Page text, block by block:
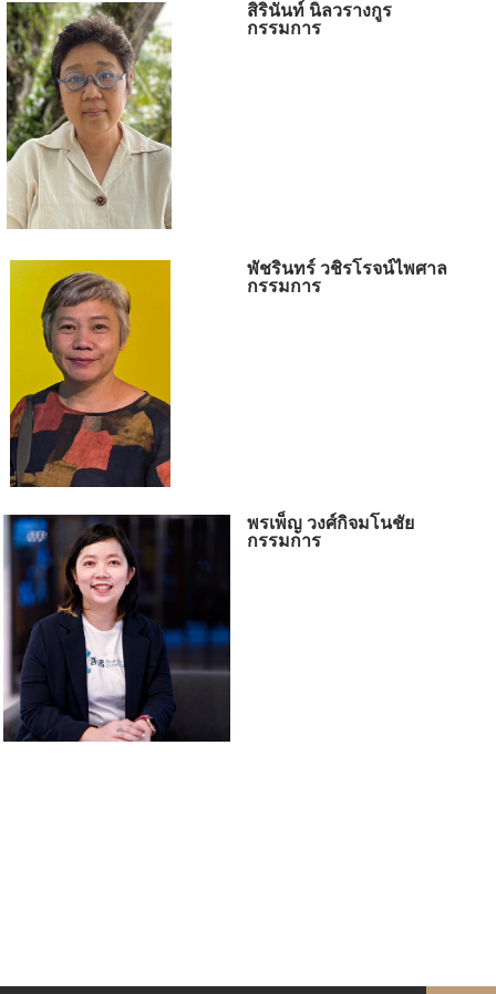
สิรินันท์ นิลวรางกูร
กรรมการ
พัชรินทร์ วชิรโรจน์ไพศาล
กรรมการ
พรเพ็ญ วงศ์กิจมโนชัย
กรรมการ